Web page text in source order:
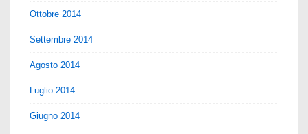
Ottobre 2014
Settembre 2014
Agosto 2014
Luglio 2014
Giugno 2014